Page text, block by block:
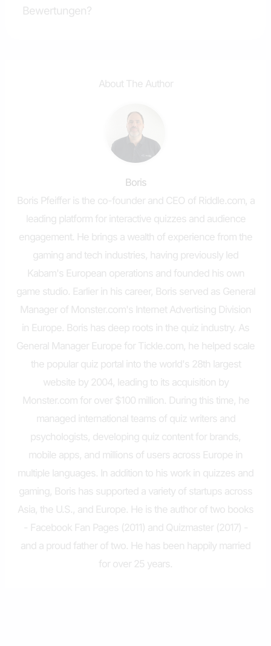
Bewertungen?
About The Author
Boris
Boris Pfeiffer is the co-founder and CEO of Riddle.com, a
leading platform for interactive quizzes and audience
engagement. He brings a wealth of experience from the
gaming and tech industries, having previously led
Kabam's European operations and founded his own
game studio. Earlier in his career, Boris served as General
Manager of Monster.com's Internet Advertising Division
in Europe. Boris has deep roots in the quiz industry. As
General Manager Europe for Tickle.com, he helped scale
the popular quiz portal into the world's 28th largest
website by 2004, leading to its acquisition by
Monster.com for over $100 million. During this time, he
managed international teams of quiz writers and
psychologists, developing quiz content for brands,
mobile apps, and millions of users across Europe in
multiple languages. In addition to his work in quizzes and
gaming, Boris has supported a variety of startups across
Asia, the U.S., and Europe. He is the author of two books
- Facebook Fan Pages (2011) and Quizmaster (2017) -
and a proud father of two. He has been happily married
for over 25 years.